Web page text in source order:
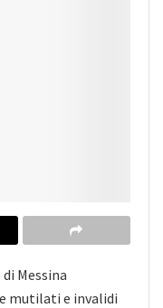
Messina
mutilati e invalidi